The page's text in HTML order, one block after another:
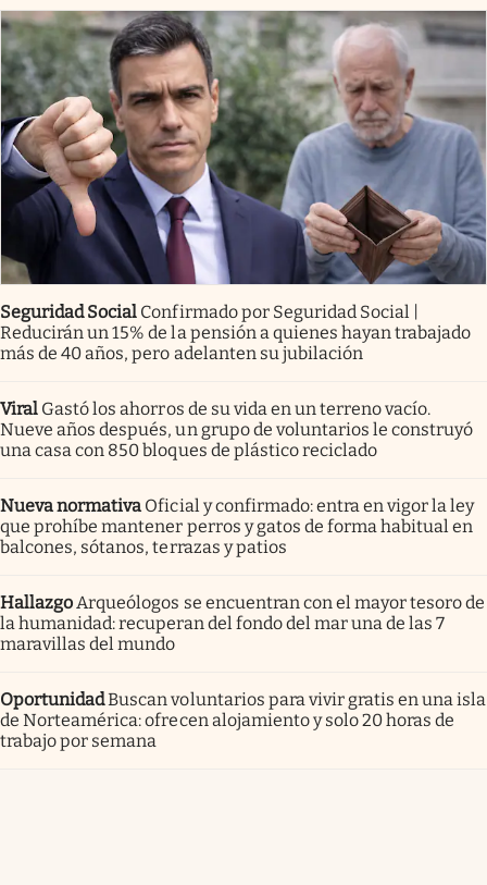
Seguridad Social Confirmado por Seguridad Social |
Reducirán un 15% de la pensión a quienes hayan trabajado
más de 40 años, pero adelanten su jubilación
Viral Gastó los ahorros de su vida en un terreno vacío.
Nueve años después, un grupo de voluntarios le construyó
una casa con 850 bloques de plástico reciclado
Nueva normativa Oficial y confirmado: entra en vigor la ley
que prohíbe mantener perros y gatos de forma habitual en
balcones, sótanos, terrazas y patios
Hallazgo Arqueólogos se encuentran con el mayor tesoro de
la humanidad: recuperan del fondo del mar una de las 7
maravillas del mundo
OportunidadBuscan voluntarios para vivir gratis en una isla
de Norteamérica: ofrecen alojamiento y solo 20 horas de
trabajo por semana